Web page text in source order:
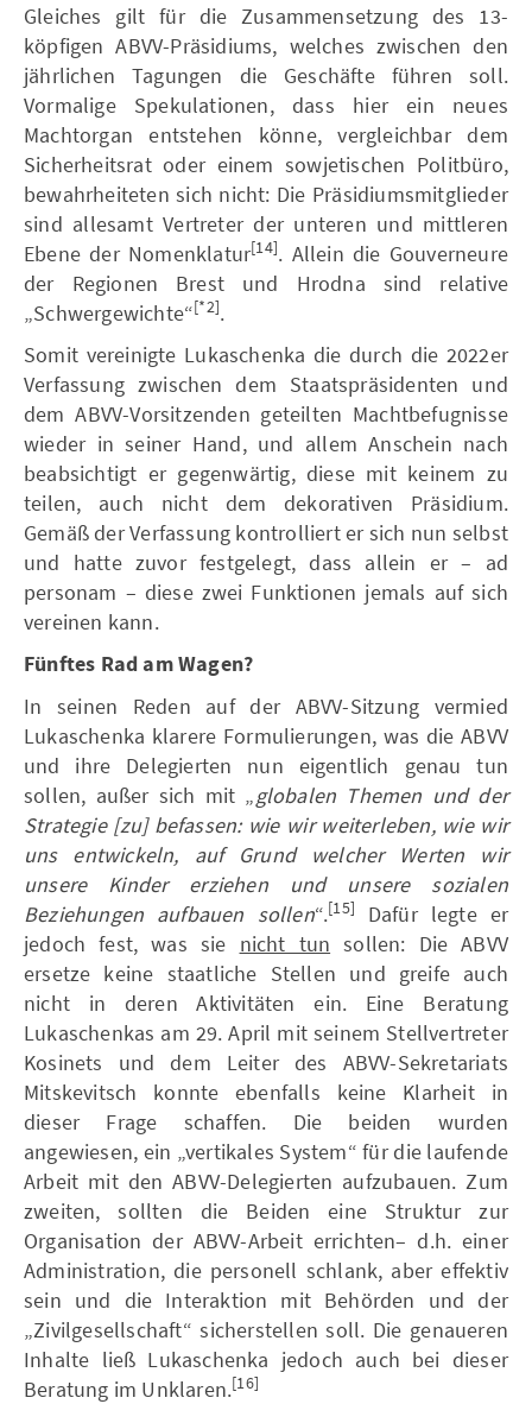
Gleiches gilt für die Zusammensetzung des 13-
köpfigen ABVV-Präsidiums, welches zwischen den
jährlichen Tagungen die Geschäfte führen soll.
Vormalige Spekulationen, dass hier ein neues
Machtorgan entstehen könne, vergleichbar dem
Sicherheitsrat oder einem sowjetischen Politbüro,
bewahrheiteten sich nicht: Die Präsidiumsmitglieder
sind allesamt Vertreter der unteren und mittleren
Ebene der Nomenklatur[14]. Allein die Gouverneure
der Regionen Brest und Hrodna sind relative
„Schwergewichte“[*2].
Somit vereinigte Lukaschenka die durch die 2022er
Verfassung zwischen dem Staatspräsidenten und
dem ABVV-Vorsitzenden geteilten Machtbefugnisse
wieder in seiner Hand, und allem Anschein nach
beabsichtigt er gegenwärtig, diese mit keinem zu
teilen, auch nicht dem dekorativen Präsidium.
Gemäß der Verfassung kontrolliert er sich nun selbst
und hatte zuvor festgelegt, dass allein er – ad
personam – diese zwei Funktionen jemals auf sich
vereinen kann.
Fünftes Rad am Wagen?
In seinen Reden auf der ABVV-Sitzung vermied
Lukaschenka klarere Formulierungen, was die ABVV
und ihre Delegierten nun eigentlich genau tun
sollen, außer sich mit „globalen Themen und der
Strategie [zu] befassen: wie wir weiterleben, wie wir
uns entwickeln, auf Grund welcher Werten wir
unsere Kinder erziehen und unsere sozialen
Beziehungen aufbauen sollen“.[15]
Dafür legte er
jedoch fest, was sie nicht tun sollen: Die ABVV
ersetze keine staatliche Stellen und greife auch
nicht in deren Aktivitäten ein. Eine Beratung
Lukaschenkas am 29. April mit seinem Stellvertreter
Kosinets und dem Leiter des ABVV-Sekretariats
Mitskevitsch konnte ebenfalls keine Klarheit in
dieser Frage schaffen. Die beiden wurden
angewiesen, ein „vertikales System“ für die laufende
Arbeit mit den ABVV-Delegierten aufzubauen. Zum
zweiten, sollten die Beiden eine Struktur zur
Organisation der ABVV-Arbeit errichten– d.h. einer
Administration, die personell schlank, aber effektiv
sein und die Interaktion mit Behörden und der
„Zivilgesellschaft“ sicherstellen soll. Die genaueren
Inhalte ließ Lukaschenka jedoch auch bei dieser
Beratung im Unklaren.[16]